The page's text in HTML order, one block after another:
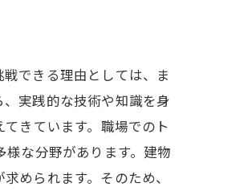
できる理由としては、ま
実践的な技術や知識を身
きています。職場でのト
な分野があります。建物
められます。そのため、